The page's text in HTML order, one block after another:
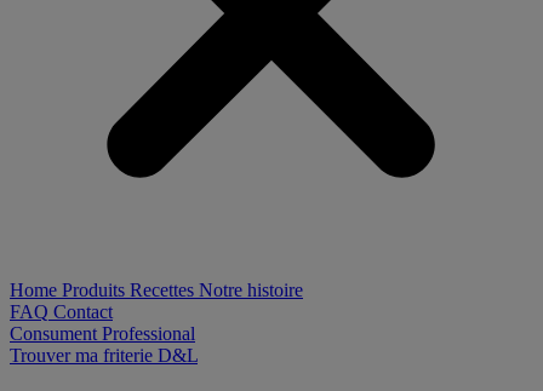
Home Produits Recettes Notre histoire
FAQ Contact
Consument Professional
Trouver ma friterie D&L